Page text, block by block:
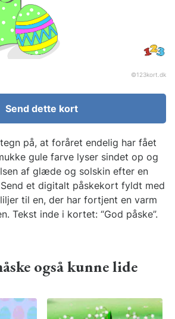
©123kort.dk
Send dette kort
på, at foråret endelig har fået
gule farve lyser sindet op og
af glæde og solskin efter en
et digitalt påskekort fyldt med
til en, der har fortjent en varm
Tekst inde i kortet: “God påske”.
også kunne lide